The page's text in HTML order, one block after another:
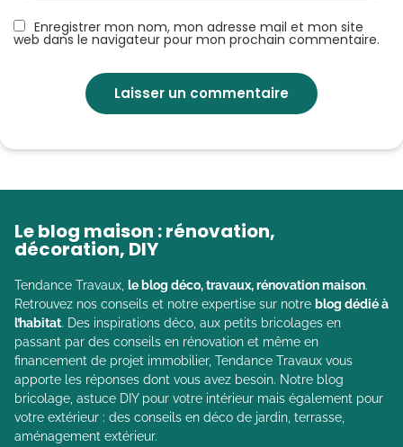
Enregistrer mon nom, mon adresse mail et mon site
web dans le navigateur pour mon prochain commentaire.
Le blog maison : rénovation,
décoration, DIY
Tendance Travaux, le blog déco, travaux, rénovation maison.
Retrouvez nos conseils et notre expertise sur notre blog dédié à
l’habitat. Des inspirations déco, aux petits bricolages en
passant par des conseils en rénovation et même en
financement de projet immobilier, Tendance Travaux vous
apporte les réponses dont vous avez besoin. Notre blog
bricolage, astuce DIY pour votre intérieur mais également pour
votre extérieur : des conseils en déco de jardin, terrasse,
aménagement extérieur.